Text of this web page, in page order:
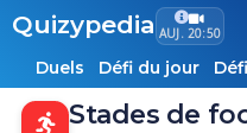
Quizypedia AUJ. 20:50
Duels
Défi du jour
Stades de